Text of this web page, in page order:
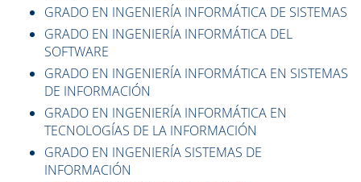
GRADO EN INGENIERÍA INFORMÁTICA DE SISTEMAS
GRADO EN INGENIERÍA INFORMÁTICA DEL
SOFTWARE
GRADO EN INGENIERÍA INFORMÁTICA EN SISTEMAS
DE INFORMACIÓN
GRADO EN INGENIERÍA INFORMÁTICA EN
TECNOLOGÍAS DE LA INFORMACIÓN
GRADO EN INGENIERÍA SISTEMAS DE
INFORMACIÓN